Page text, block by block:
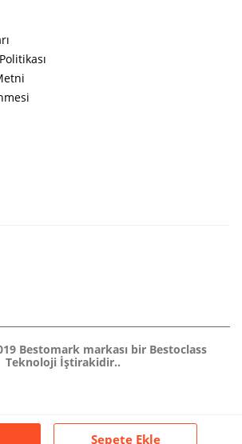
Sepete Ekle
Bestomark markası bir Bestoclass
Teknoloji İştirakidir..